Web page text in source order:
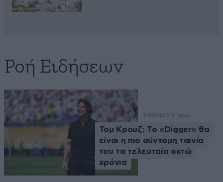
Ροή Ειδήσεων
ΣΙΝΕΜΑ2 λ. πριν
Τομ Κρουζ: Το «Digger» θα
είναι η πιο σύντομη ταινία
του τα τελευταία οκτώ
χρόνια